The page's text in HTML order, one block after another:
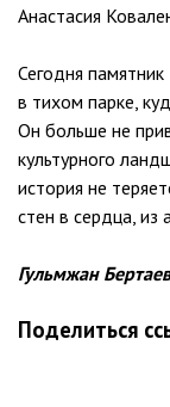
Анастасия
Сегодня
в тихом парке,
Он больше не
культурного
история не
стен в сердца,
Гульмжан
Поделиться